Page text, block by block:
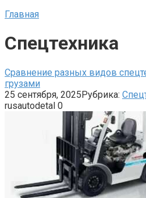
Главная
Спецтехника
Сравнение разных видов
грузами
25 сентября, 2025Рубрика:
rusautodetal 0